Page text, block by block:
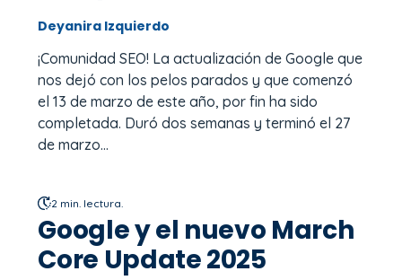
Deyanira Izquierdo
¡Comunidad SEO! La actualización de Google que
nos dejó con los pelos parados y que comenzó
el 13 de marzo de este año, por fin ha sido
completada. Duró dos semanas y terminó el 27
de marzo...
2 min. lectura.
Google y el nuevo March
Core Update 2025